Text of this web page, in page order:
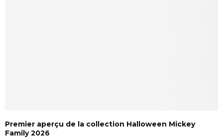
Premier aperçu de la collection Halloween Mickey
Family 2026